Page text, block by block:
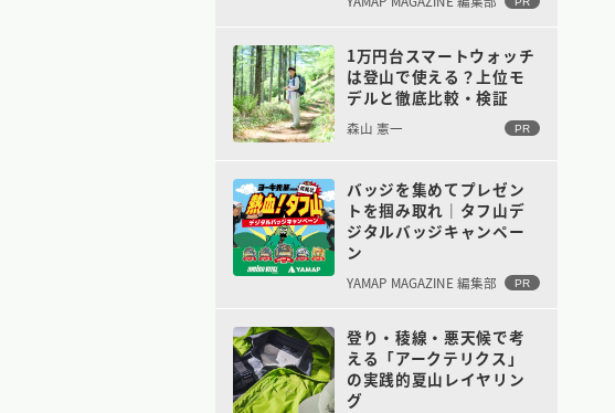
1万円台スマートウォッチ
は登山で使える？上位モ
デルと徹底比較・検証
森山 憲一 PR
バッジを集めてプレゼン
トを掴み取れ｜タフ山デ
ジタルバッジキャンペー
ン
YAMAP MAGAZINE 編集部 PR
登り・稜線・悪天候で考
える「アークテリクス」
の実践的夏山レイヤリン
グ